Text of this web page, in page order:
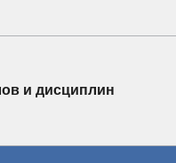
и дисциплин